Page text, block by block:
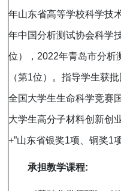
年山东省高等学校科学技
年中国分析测试协会科学
位）， 2022年青岛市分析
（第1位）。指导学生获
全国大学生生命科学竞赛
大学生高分子材料创新创
+”山东省银奖1项、铜奖1
承担教学课程: